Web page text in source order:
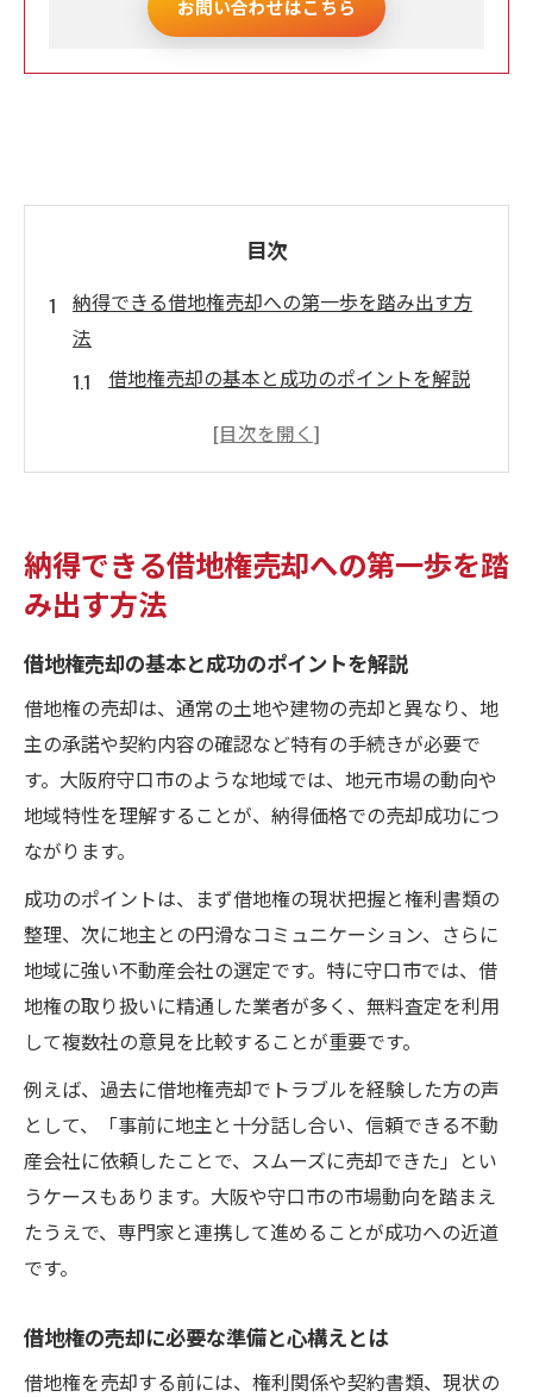
お問い合わせはこちら
目次
納得できる借地権売却への第一歩を踏み出す方
法
借地権売却の基本と成功のポイントを解説
借地権の売却に必要な準備と心構えとは
訣
借地権売却時に知っておくべき専門知識
借地権を大阪府守口市で売却する流れとコツ
解説
借地権売却で必要な手続きと進め方のコツ
借地権売却時の地域市場動向と価格形成の
考え方
借地権売却をスムーズに進めるチェックポ
イント
借地権売却でよくある疑問と解決策紹介
地主との交渉を成功させる借地権売却術
借地権売却で地主との交渉を円滑に進める
コツ
借地権売却時の承諾手続きと注意すべき点
借地権売却での交渉術とトラブル回避法
借地権を地主に売却する場合のポイント解
説
借地権売却時に見落としがちな手続きの注
納得できる借地権売却への第一歩を踏
み出す方法
借地権売却の基本と成功のポイントを解説
借地権の売却は、通常の土地や建物の売却と異なり、地
主の承諾や契約内容の確認など特有の手続きが必要で
す。大阪府守口市のような地域では、地元市場の動向や
地域特性を理解することが、納得価格での売却成功につ
ながります。
成功のポイントは、まず借地権の現状把握と権利書類の
整理、次に地主との円滑なコミュニケーション、さらに
地域に強い不動産会社の選定です。特に守口市では、借
地権の取り扱いに精通した業者が多く、無料査定を利用
して複数社の意見を比較することが重要です。
例えば、過去に借地権売却でトラブルを経験した方の声
として、「事前に地主と十分話し合い、信頼できる不動
産会社に依頼したことで、スムーズに売却できた」とい
うケースもあります。大阪や守口市の市場動向を踏まえ
たうえで、専門家と連携して進めることが成功への近道
です。
借地権の売却に必要な準備と心構えとは
借地権を売却する前には、権利関係や契約書類、現状の